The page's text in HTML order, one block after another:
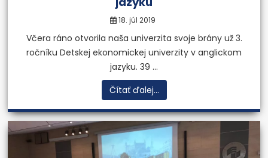
18. júl 2019
Včera ráno otvorila naša univerzita svoje brány už 3.
ročníku Detskej ekonomickej univerzity v anglickom
jazyku. 39 ...
Čítať ďalej...